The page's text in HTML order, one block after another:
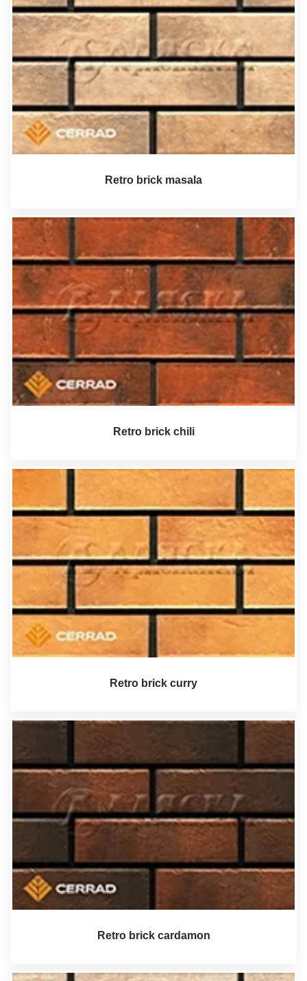
Retro brick masala
Retro brick chili
Retro brick curry
Retro brick cardamon